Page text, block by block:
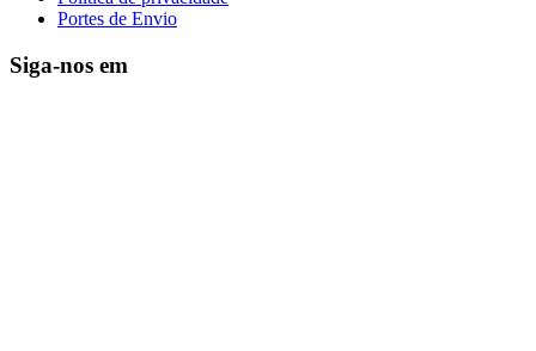
Portes de Envio
Siga-nos em